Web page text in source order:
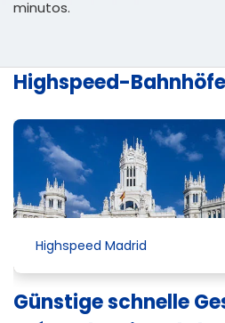
minutos.
Highspeed-
Highspeed Madrid
Günstige schnelle